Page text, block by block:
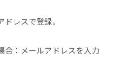
レスで登録。
合：メールアドレスを入力